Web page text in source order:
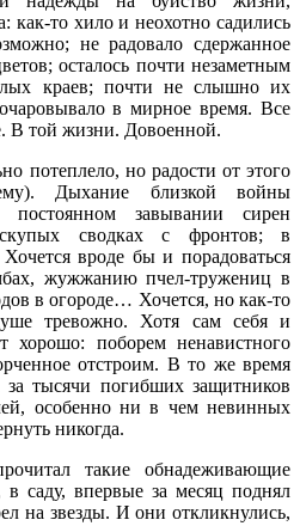
как-то хило и неохотно садились
не радовало сдержанное
осталось почти незаметным
краев; почти не слышно их
в мирное время. Все
В той жизни. Довоенной.
потеплело, но радости от этого
Дыхание близкой войны
завывании сирен
сводках с фронтов; в
вроде бы и порадоваться
жужжанию пчел-тружениц в
в огороде… Хочется, но как-то
тревожно. Хотя сам себя и
хорошо: поборем ненавистного
отстроим. В то же время
за тысячи погибших защитников
особенно ни в чем невинных
никогда.
такие обнадеживающие
в саду, впервые за месяц поднял
на звезды. И они откликнулись,